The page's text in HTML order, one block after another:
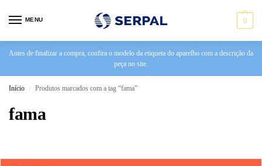
MENU 0
Antes de finalizar a compra, confira o modelo da etiqueta do aparelho com a descrição da
peça no site.
Início / Produtos marcados com a tag “fama”
fama